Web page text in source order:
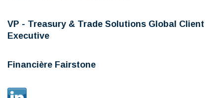
VP - Treasury & Trade Solutions Global Client
Executive
Financière Fairstone